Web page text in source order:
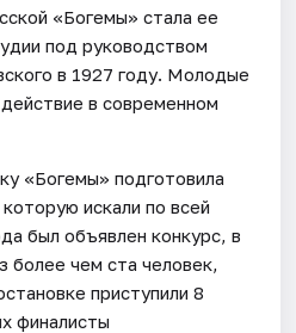
«Богемы» стала ее
под руководством
в 1927 году. Молодые
в современном
«Богемы» подготовила
искали по всей
был объявлен конкурс, в
более чем ста человек,
приступили 8
финалисты